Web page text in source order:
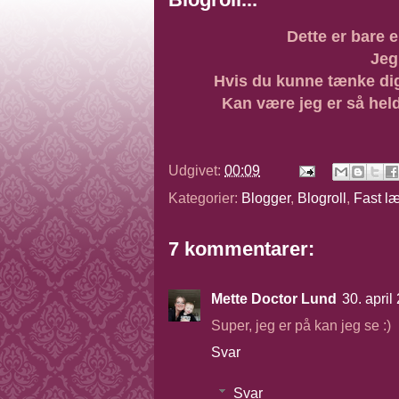
Dette er bare
Hvis du kunne tænke
Kan være jeg er så
Udgivet: 00:09
Kategorier: Blogger, Blogroll , Fast
7 kommentarer:
Mette Doctor Lund 30. april
Super, jeg er på kan jeg se :)
Svar
Svar